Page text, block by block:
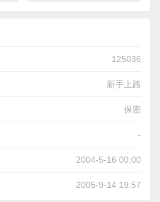
125036
新手上路
保密
-
2004-5-16 00:00
2005-9-14 19:57